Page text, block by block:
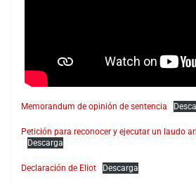
Memorandum de opinión de sentencia
Petición para reconocer y ejecutar un laudo
Descarga
Declaración de Eliot Descarga